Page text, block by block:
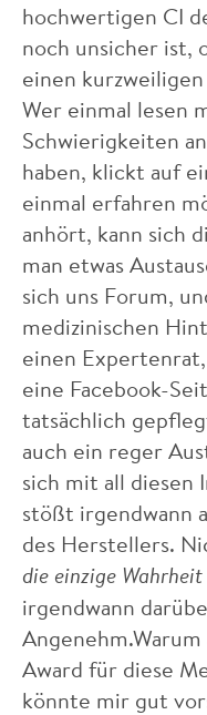
hochwertigen CI
noch unsicher ist,
einen
Wer einmal lesen
Schwierigkeiten
haben, klickt auf
einmal erfahren
anhört, kann sich
man etwas
sich uns Forum,
medizinischen
einen
eine Facebook-
tatsächlich
auch ein reger
sich mit all diesen
stößt irgendwann
des Herstellers.
die einzige Wahrheit
irgendwann
Award für diese
könnte mir gut